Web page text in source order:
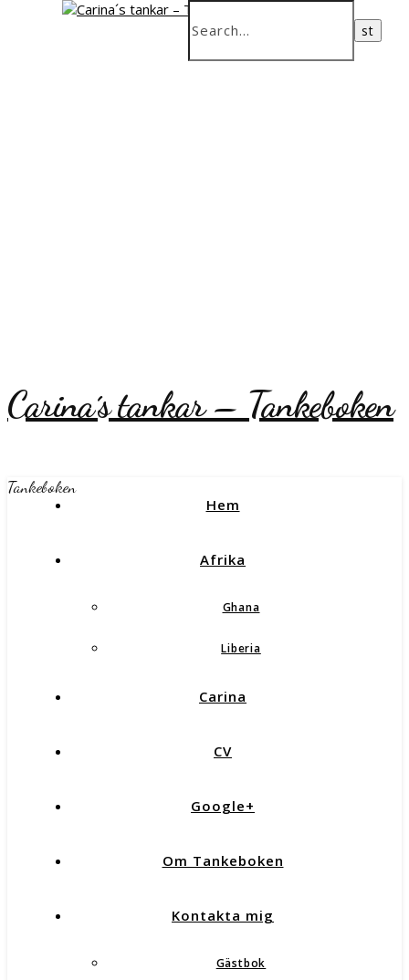
Carina´s tankar – Tankeboken
Tankeboken
Hem
Afrika
Ghana
Liberia
Carina
CV
Google+
Om Tankeboken
Kontakta mig
Gästbok